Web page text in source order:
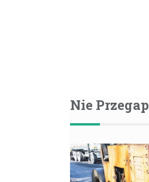
Nie Przegap